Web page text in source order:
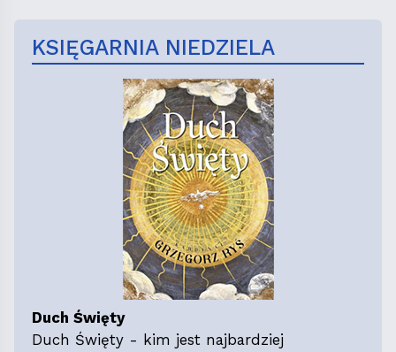
KSIĘGARNIA NIEDZIELA
Duch Święty
Duch Święty - kim jest najbardziej